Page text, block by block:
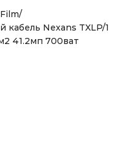
/
Nexans TXLP/1
41.2мп 700ват